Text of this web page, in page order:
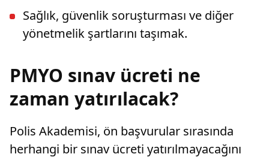
Sağlık, güvenlik soruşturması ve diğer
yönetmelik şartlarını taşımak.
PMYO sınav ücreti ne
zaman yatırılacak?
Polis Akademisi, ön başvurular sırasında
herhangi bir sınav ücreti yatırılmayacağını